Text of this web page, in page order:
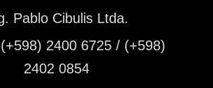
Pablo Cibulis Ltda.
2400 6725 / (+598)
2402 0854